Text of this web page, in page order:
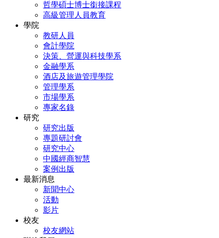
哲學碩士博士銜接課程
高級管理人員教育
學院
教研人員
會計學院
決策、營運與科技學系
金融學系
酒店及旅遊管理學院
管理學系
市場學系
專家名錄
研究
研究出版
專題研討會
研究中心
中國經商智慧
案例出版
最新消息
新聞中心
活動
影片
校友
校友網站